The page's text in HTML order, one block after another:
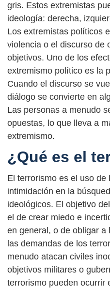
gris. Estos extremistas
ideología: derecha,
Los extremistas políticos
violencia o el discurso de
objetivos. Uno de los
extremismo político es la
Cuando el discurso se
diálogo se convierte en
Las personas a menudo
opuestas, lo que lleva a
extremismo.
¿Qué es el
El terrorismo es el uso de
intimidación en la
ideológicos. El objetivo
el de crear miedo e
en general, o de obligar a
las demandas de los
menudo atacan civiles
objetivos militares o
terrorismo pueden ocurrir